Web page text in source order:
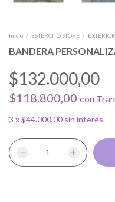
Inicio / ESTERCITO STORE / EXTERIOR
BANDERA
$132.000,00
$118.800,00 con
3 x$44.000,00 sin interés